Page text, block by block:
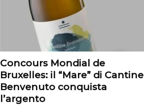
Concours Mondial de
Bruxelles: il “Mare” di Cantine
Benvenuto conquista
l’argento